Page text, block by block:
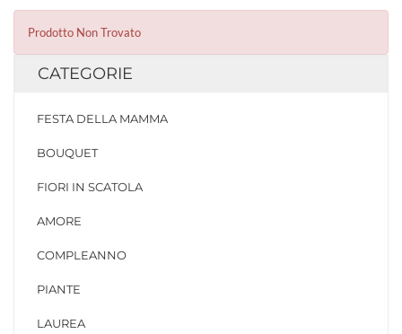
Prodotto Non Trovato
CATEGORIE
FESTA DELLA MAMMA
BOUQUET
FIORI IN SCATOLA
AMORE
COMPLEANNO
PIANTE
LAUREA